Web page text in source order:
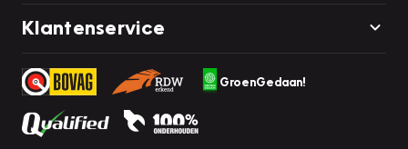
Klantenservice
GroenGedaan!